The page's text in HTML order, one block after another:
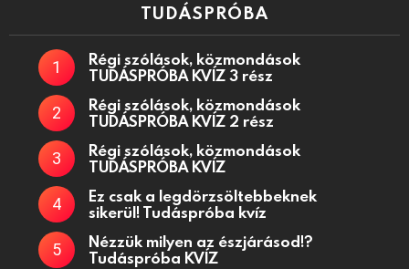
TUDÁSPRÓBA
Régi szólások, közmondások
TUDÁSPRÓBA KVÍZ 3 rész
Régi szólások, közmondások
TUDÁSPRÓBA KVÍZ 2 rész
Régi szólások, közmondások
TUDÁSPRÓBA KVÍZ
Ez csak a legdörzsöltebbeknek
sikerül! Tudáspróba kvíz
Nézzük milyen az észjárásod!?
Tudáspróba KVÍZ